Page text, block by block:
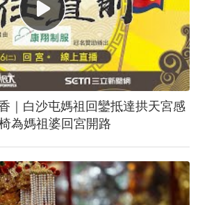
｜白沙屯媽祖回鑾抵達拱天宮感
為媽祖婆回宮開路